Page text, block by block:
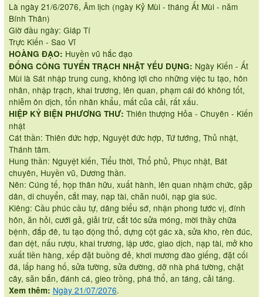
Là ngày 21/6/2076, Âm lịch (ngày Kỷ Mùi - tháng Ất Mùi - năm
Bính Thân)
Giờ đầu ngày: Giáp Tí
Trực Kiến - Sao Vĩ
HOÀNG ĐẠO: Huyền vũ hắc đạo
ĐỔNG CÔNG TUYỂN TRẠCH NHẬT YẾU DỤNG: Ngày Kiến - Ất
Mùi là Sát nhập trung cung, không lợi cho những việc tu tạo, hôn
nhân, nhập trạch, khai trương, lên quan, phạm cái đó không tốt,
nhiễm ôn dịch, tổn nhân khẩu, mất của cải, rất xấu.
HIỆP KỶ BIỆN PHƯƠNG THƯ: Thiên thượng Hỏa - Chuyên - Kiến
nhật
Cát thần: Thiên đức hợp, Nguyệt đức hợp, Tứ tướng, Thủ nhật,
Thánh tâm.
Hung thần: Nguyệt kiến, Tiểu thời, Thổ phủ, Phục nhật, Bát
chuyên, Huyền vũ, Dương thần.
Nên: Cúng tế, họp thân hữu, xuất hành, lên quan nhậm chức, gặp
dân, di chuyển, cắt may, nạp tài, chăn nuôi, nạp gia súc.
Kiêng: Cầu phúc cầu tự, dâng biểu sớ, nhận phong tước vị, đính
hôn, ăn hỏi, cưới gả, giải trừ, cắt tóc sửa móng, mời thầy chữa
bệnh, đắp đê, tu tạo động thổ, dựng cột gác xà, sửa kho, rèn đúc,
đan dệt, nấu rượu, khai trương, lập ước, giao dịch, nạp tài, mở kho
xuất tiền hàng, xếp đặt buồng đẻ, khơi mương đào giếng, đặt cối
đá, lấp hang hố, sửa tường, sửa đường, dỡ nhà phá tường, chặt
cây, săn bắn, đánh cá, gieo trồng, phá thổ, an táng, cải táng.
Xem thêm: Ngày 21/07/2076.